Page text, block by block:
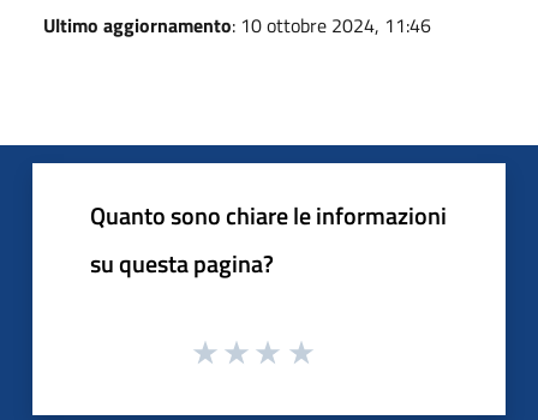
Ultimo aggiornamento: 10 ottobre 2024, 11:46
Quanto sono chiare le informazioni
su questa pagina?